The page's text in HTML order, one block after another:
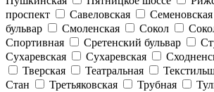
проспект
Савеловская Семеновская
бульвар
Смоленская Сокол
Спортивная
Сретенский бульвар
Сухаревская
Сухаревская
Тверская
Театральная
Стан
Третьяковская Трубная